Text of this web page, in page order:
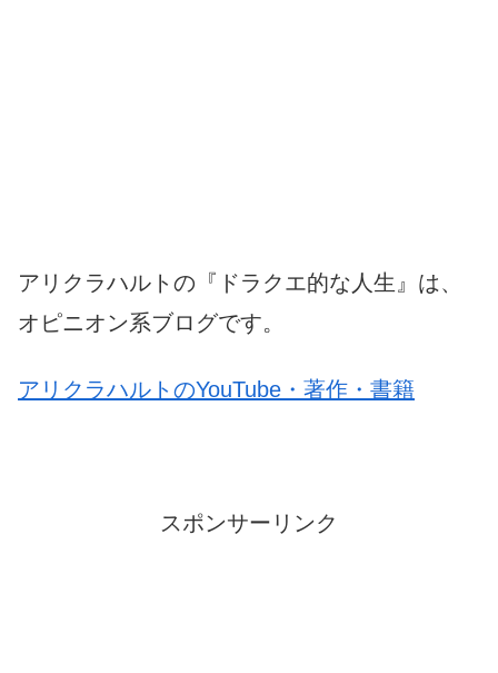
アリクラハルトの『ドラクエ的な人生』は、
オピニオン系ブログです。
アリクラハルトのYouTube・著作・書籍
スポンサーリンク